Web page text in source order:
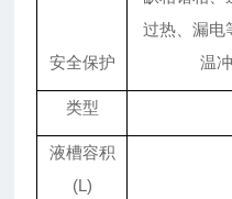
安全保护
过热、漏电
温
类型
液槽容积
(L)